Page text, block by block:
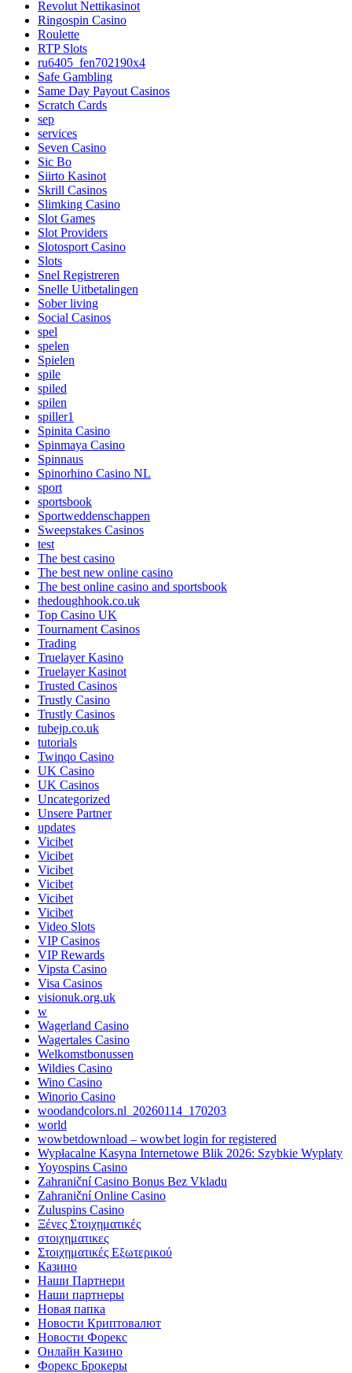
Revolut Nettikasinot
Ringospin Casino
Roulette
RTP Slots
ru6405_fen702190x4
Safe Gambling
Same Day Payout Casinos
Scratch Cards
sep
services
Seven Casino
Sic Bo
Siirto Kasinot
Skrill Casinos
Slimking Casino
Slot Games
Slot Providers
Slotosport Casino
Slots
Snel Registreren
Snelle Uitbetalingen
Sober living
Social Casinos
spel
spelen
Spielen
spile
spiled
spilen
spiller1
Spinita Casino
Spinmaya Casino
Spinnaus
Spinorhino Casino NL
sport
sportsbook
Sportweddenschappen
Sweepstakes Casinos
test
The best casino
The best new online casino
The best online casino and sportsbook
thedoughhook.co.uk
Top Casino UK
Tournament Casinos
Trading
Truelayer Kasino
Truelayer Kasinot
Trusted Casinos
Trustly Casino
Trustly Casinos
tubejp.co.uk
tutorials
Twinqo Casino
UK Casino
UK Casinos
Uncategorized
Unsere Partner
updates
Vicibet
Vicibet
Vicibet
Vicibet
Vicibet
Vicibet
Video Slots
VIP Casinos
VIP Rewards
Vipsta Casino
Visa Casinos
visionuk.org.uk
w
Wagerland Casino
Wagertales Casino
Welkomstbonussen
Wildies Casino
Wino Casino
Winorio Casino
woodandcolors.nl_20260114_170203
world
wowbetdownload – wowbet login for registered
Wypłacalne Kasyna Internetowe Blik 2026: Szybkie Wypłaty
Yoyospins Casino
Zahraniční Casino Bonus Bez Vkladu
Zahraniční Online Casino
Zuluspins Casino
Ξένες Στοιχηματικές
στοιχηματικες
Στοιχηματικές Εξωτερικού
Казино
Наши Партнери
Наши партнеры
Новая папка
Новости Криптовалют
Новости Форекс
Онлайн Казино
Форекс Брокеры